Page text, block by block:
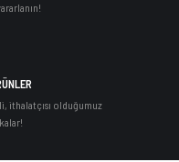
ithalatçısı olduğumuz